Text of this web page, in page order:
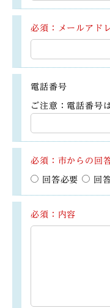
必須：メールアド
電話番号
ご注意：電話番号
必須：市からの回
回答必要 回
必須：内容